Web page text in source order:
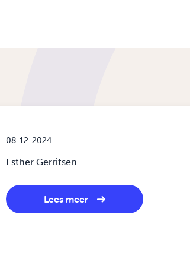
08-12-2024 -
Esther Gerritsen
Lees meer